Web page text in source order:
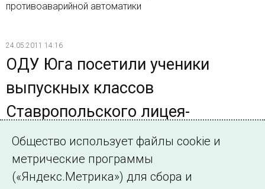
противоаварийной автоматики
24.05.2011 14:16
ОДУ Юга посетили ученики
выпускных классов
Ставропольского лицея-
интерната для одаренных детей
20 мая в Филиале ОАО «СО ЕЭС» «Объединенное
диспетчерское управление энергосистемами Юга»
Общество использует файлы cookie и
метрические программы
(«Яндекс.Метрика») для сбора и